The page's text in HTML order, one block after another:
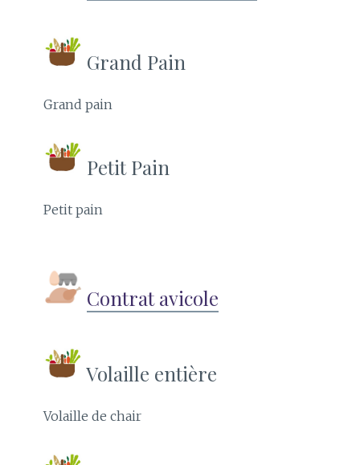
Grand Pain
Grand pain
Petit Pain
Petit pain
Contrat avicole
Volaille entière
Volaille de chair